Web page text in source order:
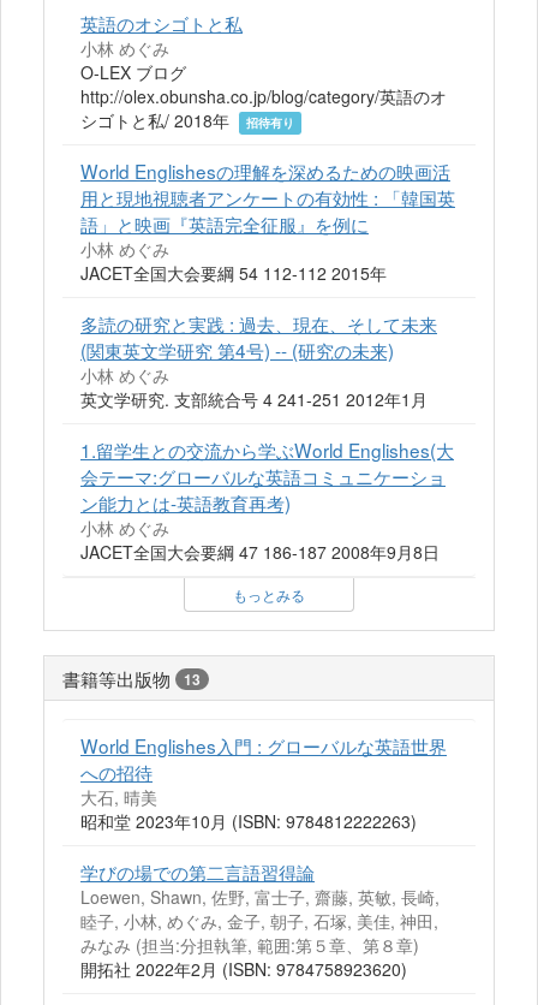
英語のオシゴトと私
小林 めぐみ
O-LEX ブログ
http://olex.obunsha.co.jp/blog/category/英語のオ
シゴトと私/ 2018年
招待有り
World Englishesの理解を深めるための映画活
用と現地視聴者アンケートの有効性 : 「韓国英
語」と映画『英語完全征服』を例に
小林 めぐみ
JACET全国大会要綱 54 112-112 2015年
多読の研究と実践 : 過去、現在、そして未来
(関東英文学研究 第4号) -- (研究の未来)
小林 めぐみ
英文学研究. 支部統合号 4 241-251 2012年1月
1.留学生との交流から学ぶWorld Englishes(大
会テーマ:グローバルな英語コミュニケーショ
ン能力とは-英語教育再考)
小林 めぐみ
JACET全国大会要綱 47 186-187 2008年9月8日
もっとみる
書籍等出版物 13
World Englishes入門 : グローバルな英語世界
への招待
大石, 晴美
昭和堂 2023年10月 (ISBN: 9784812222263)
学びの場での第二言語習得論
Loewen, Shawn, 佐野, 富士子, 齋藤, 英敏, 長崎,
睦子, 小林, めぐみ, 金子, 朝子, 石塚, 美佳, 神田,
みなみ (担当:分担執筆, 範囲:第５章、第８章)
開拓社 2022年2月 (ISBN: 9784758923620)